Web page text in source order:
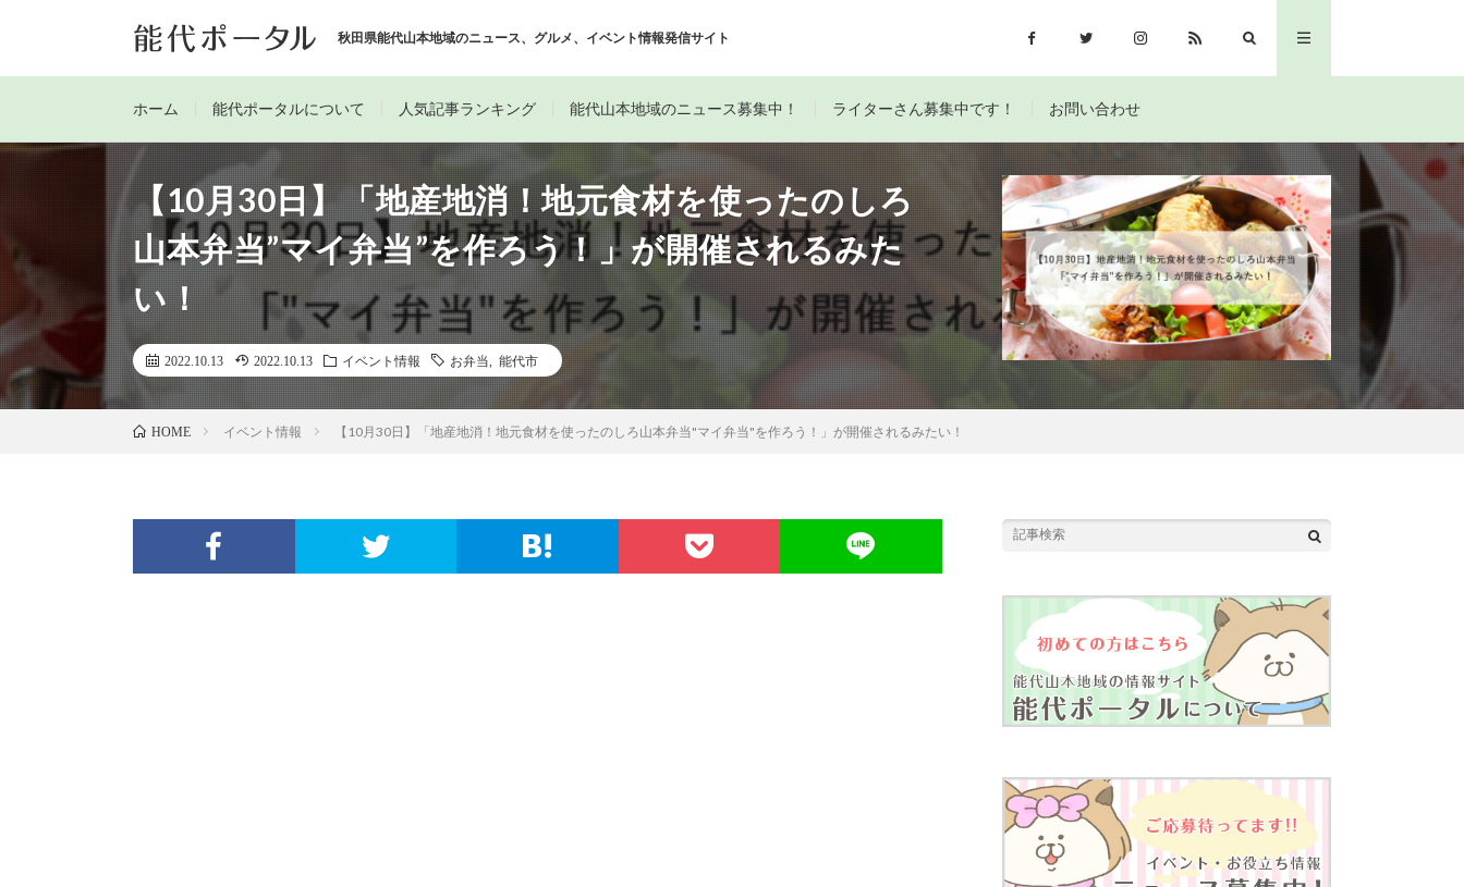
秋田県能代山本地域のニュース、グルメ、イベント情報発信サイト
ホーム 能代ポータルについて 人気記事ランキング 能代山本地域のニュース募集中！ ライターさん募集中です！ お問い合わせ
【10月30日】「地産地消！地元食材を使ったのしろ
山本弁当”マイ弁当”を作ろう！」が開催されるみた
い！
2022.10.13 2022.10.13 イベント情報 お弁当 能代市
HOME イベント情報 【10月30日】「地産地消！地元食材を使ったのしろ山本弁当"マイ弁当"を作ろう！」が開催されるみたい！